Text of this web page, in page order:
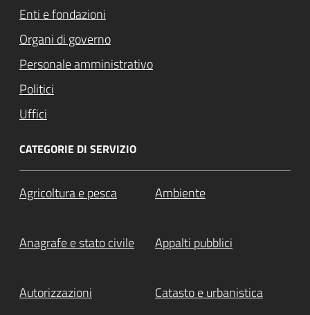
Enti e fondazioni
Organi di governo
Personale amministrativo
Politici
Uffici
CATEGORIE DI SERVIZIO
Agricoltura e pesca Ambiente
Anagrafe e stato civile Appalti pubblici
Autorizzazioni Catasto e urbanistica